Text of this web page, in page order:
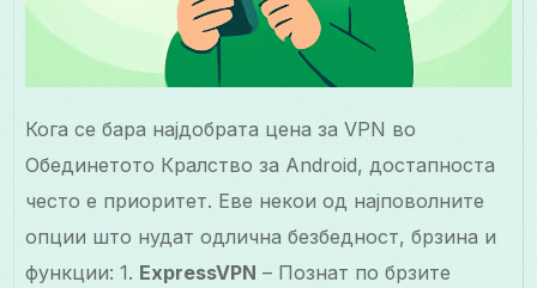
Кога се бара најдобрата цена за VPN во
Обединетото Кралство за Android, достапноста
често е приоритет. Еве некои од најповолните
опции што нудат одлична безбедност, брзина и
функции: 1. ExpressVPN – Познат по брзите